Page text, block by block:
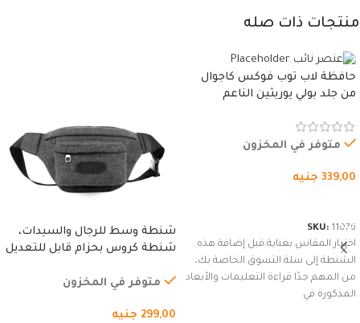
منتجات ذات صله
حافظة لاب توب فوكس كاجوال
من جلد بولي يوريثين الناعم
وسوستة.
متوفر في المخزون
339,00 جنيه
SKU: 11076
اختيار المقاس بعناية قبل إضافة هذه
الشنطة إلى سلة التسوق الخاصة بك،
من المهم جدًا قراءة التعليمات والأبعاد
المذكورة في
شنطة وسط للرجال والسيدات،
شنطة كروس بحزام قابل للتعديل
السفر، الجري العادي، المشي
(رمادي)
متوفر في المخزون
299,00 جنيه